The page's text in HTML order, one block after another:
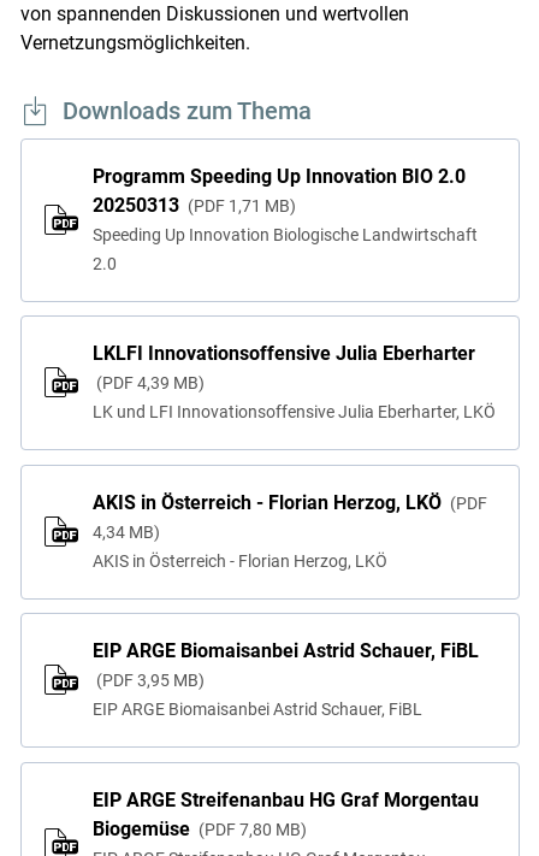
von spannenden Diskussionen und wertvollen
Vernetzungsmöglichkeiten.
Downloads zum Thema
Programm Speeding Up Innovation BIO 2.0
20250313
PDF 1,71 MB
Speeding Up Innovation Biologische Landwirtschaft
2.0
LKLFI Innovationsoffensive Julia Eberharter
PDF 4,39 MB
LK und LFI Innovationsoffensive Julia Eberharter, LKÖ
AKIS in Österreich - Florian Herzog, LKÖ
PDF
4,34 MB
AKIS in Österreich - Florian Herzog, LKÖ
EIP ARGE Biomaisanbei Astrid Schauer, FiBL
PDF 3,95 MB
EIP ARGE Biomaisanbei Astrid Schauer, FiBL
EIP ARGE Streifenanbau HG Graf Morgentau
Biogemüse
PDF 7,80 MB